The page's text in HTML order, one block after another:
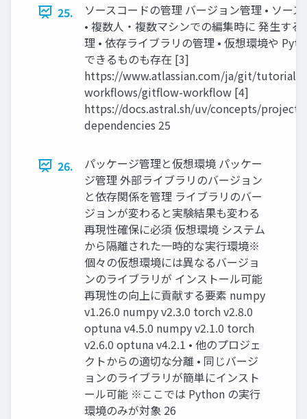
25.
ソースコードの管理 バージョン管理 • ソー
• 複数人・複数マシンでの編集時に 発生す
理 • 依存ライブラリの管理 • 仮想環境や
できるものも存在 [3]
https://www.atlassian.com/ja/git/tutorials/
workflows/gitflow-workflow [4]
https://docs.astral.sh/uv/concepts/
dependencies 25
26.
パッケージ管理と仮想環境 パッケー
ジ管理 外部ライブラリのバージョン
と依存関係を管理 ライブラリのバー
ジョンが変わると実験結果も変わる
再現性確保に必須 仮想環境 システム
から隔離された一時的な実行環境※
個々の仮想環境には異なるバージョ
ンのライブラリが インストール可能
再現性の向上に貢献する要素 numpy
v1.26.0 numpy v2.3.0 torch v2.8.0
optuna v4.5.0 numpy v2.1.0 torch
v2.6.0 optuna v4.2.1 • 他のプロジェ
クトからの適切な分離 • 同じバージ
ョンのライブラリが簡単にインスト
ール可能 ※ここでは Python の実行
環境のみが対象 26